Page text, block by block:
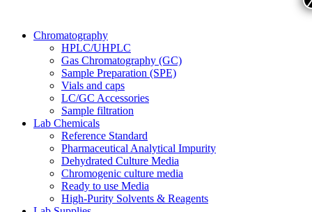
Chromatography
HPLC/UHPLC
Gas Chromatography (GC)
Sample Preparation (SPE)
Vials and caps
LC/GC Accessories
Sample filtration
Lab Chemicals
Reference Standard
Pharmaceutical Analytical Impurity
Dehydrated Culture Media
Chromogenic culture media
Ready to use Media
High-Purity Solvents & Reagents